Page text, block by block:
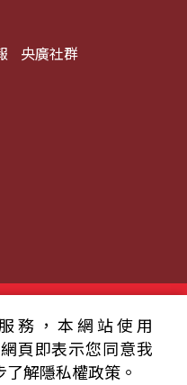
央廣社群
電臺 版權所有
款 隱私權條款
務，本網站使用
頁即表示您同意我
解隱私權政策。